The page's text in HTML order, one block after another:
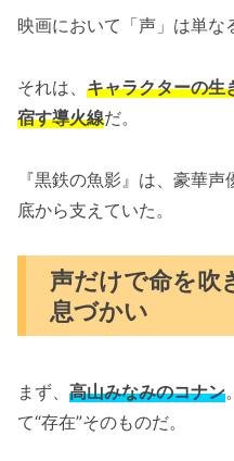
映画において「声」は単な
それは、 キャラクターの生
宿す導火線だ。
『黒鉄の魚影』は、豪華
底から支えていた。
声だけで命を吹
息づかい
まず、 高山みなみのコナン
て“存在”そのものだ。